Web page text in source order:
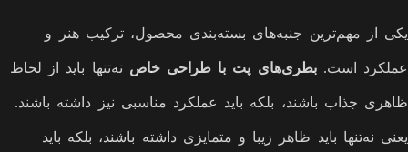
یکی از مهم‌ترین جنبه‌های بسته‌بندی محصول، ترکیب هنر و
عملکرد است.بطری‌های پت با طراحی خاص نه‌تنها باید از لحاظ
ظاهری جذاب باشند، بلکه باید عملکرد مناسبی نیز داشته باشند.
یعنی نه‌تنها باید ظاهر زیبا و متمایزی داشته باشند، بلکه باید